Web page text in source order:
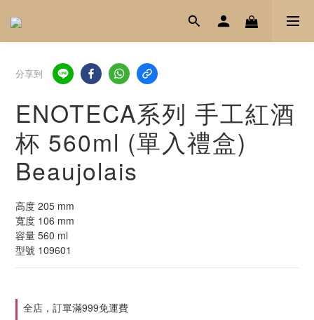
分享到
ENOTECA系列 手工紅酒
杯 560ml (單入禮盒)
Beaujolais
高度 205 mm
寬度 106 mm
容量 560 ml
型號 109601
全店，訂單滿999免運費